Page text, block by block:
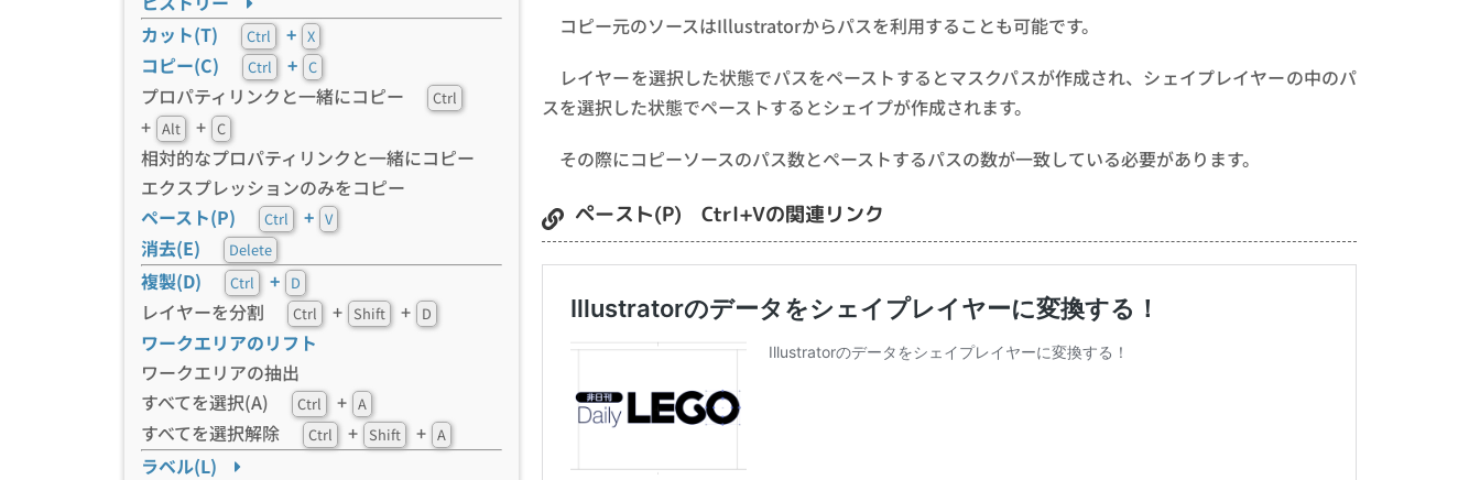
カット(T)
Ctrl + X
コピー(C) Ctrl + C
プロパティリンクと一緒にコピー Ctrl
+ Alt + C
相対的なプロパティリンクと一緒にコピー
エクスプレッションのみをコピー
ペースト(P)
Ctrl + V
消去(E) Delete
複製(D) Ctrl + D
レイヤーを分割 Ctrl + Shift + D
ワークエリアのリフト
ワークエリアの抽出
すべてを選択(A)
Ctrl + A
すべてを選択解除 Ctrl + Shift + A
ラベル(L)
コピー元のソースはIllustratorからパスを利用することも可能です。
レイヤーを選択した状態でパスをペーストするとマスクパスが作成され、シェイプレイヤーの中のパ
スを選択した状態でペーストするとシェイプが作成されます。
その際にコピーソースのパス数とペーストするパスの数が一致している必要があります。
ペースト(P) Ctrl+Vの関連リンク